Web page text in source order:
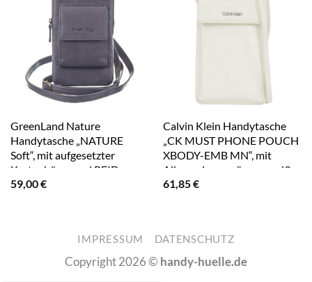
GreenLand Nature
Handytasche „NATURE
Soft“, mit aufgesetzter
Kartenbörse und RFID-
Schutz grau
59,00€
Calvin Klein Handytasche
„CK MUST PHONE POUCH
XBODY-EMB MN“, mit
Allover-Logoprägung weiß
61,85€
IMPRESSUM DATENSCHUTZ
Copyright 2026 © handy-huelle.de